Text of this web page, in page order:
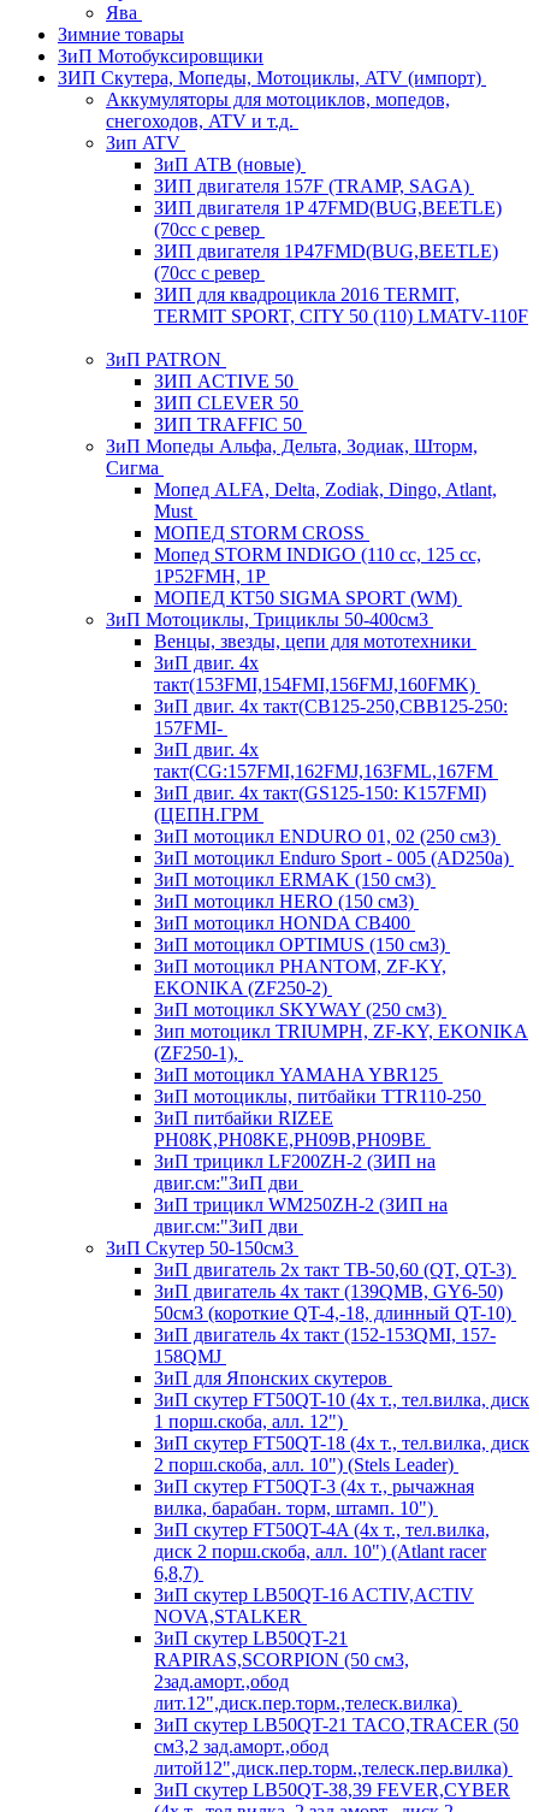
Ява
Зимние товары
ЗиП Мотобуксировщики
ЗИП Скутера, Мопеды, Мотоциклы, ATV (импорт)
Аккумуляторы для мотоциклов, мопедов,
снегоходов, ATV и т.д.
Зип ATV
ЗиП АТВ (новые)
ЗИП двигателя 157F (TRAMP, SAGA)
ЗИП двигателя 1P 47FMD(BUG,BEETLE)
(70cc с ревер
ЗИП двигателя 1P47FMD(BUG,BEETLE)
(70cc с ревер
ЗИП для квадроцикла 2016 TERMIT,
TERMIT SPORT, CITY 50 (110) LMATV-110F
ЗиП PATRON
ЗИП ACTIVE 50
ЗИП CLEVER 50
ЗИП TRAFFIC 50
ЗиП Мопеды Альфа, Дельта, Зодиак, Шторм,
Сигма
Мопед ALFA, Delta, Zodiak, Dingo, Atlant,
Must
МОПЕД STORM CROSS
Мопед STORM INDIGO (110 сс, 125 cc,
1P52FMH, 1P
МОПЕД КТ50 SIGMA SPORT (WM)
ЗиП Мотоциклы, Трициклы 50-400см3
Венцы, звезды, цепи для мототехники
ЗиП двиг. 4х
такт(153FMI,154FMI,156FMJ,160FMK)
ЗиП двиг. 4х такт(CB125-250,CBB125-250:
157FMI-
ЗиП двиг. 4х
такт(CG:157FMI,162FMJ,163FML,167FM
ЗиП двиг. 4х такт(GS125-150: K157FMI)
(ЦЕПН.ГРМ
ЗиП мотоцикл ENDURO 01, 02 (250 см3)
ЗиП мотоцикл Enduro Sport - 005 (AD250a)
ЗиП мотоцикл ERMAK (150 см3)
ЗиП мотоцикл HERO (150 см3)
ЗиП мотоцикл HONDA CB400
ЗиП мотоцикл OPTIMUS (150 см3)
ЗиП мотоцикл PHANTOM, ZF-KY,
EKONIKA (ZF250-2)
ЗиП мотоцикл SKYWAY (250 см3)
Зип мотоцикл TRIUMPH, ZF-KY, EKONIKA
(ZF250-1),
ЗиП мотоцикл YAMAHA YBR125
ЗиП мотоциклы, питбайки TTR110-250
ЗиП питбайки RIZEE
PH08K,PH08KE,PH09B,PH09BE
ЗиП трицикл LF200ZH-2 (ЗИП на
двиг.см:"ЗиП дви
ЗиП трицикл WM250ZH-2 (ЗИП на
двиг.см:"ЗиП дви
ЗиП Скутер 50-150см3
ЗиП двигатель 2х такт ТВ-50,60 (QT, QT-3)
ЗиП двигатель 4х такт (139QMB, GY6-50)
50см3 (короткие QT-4,-18, длинный QT-10)
ЗиП двигатель 4х такт (152-153QMI, 157-
158QMJ
ЗиП для Японских скутеров
ЗиП скутер FT50QT-10 (4х т., тел.вилка, диск
1 порш.скоба, алл. 12")
ЗиП скутер FT50QT-18 (4х т., тел.вилка, диск
2 порш.скоба, алл. 10") (Stels Leader)
ЗиП скутер FT50QT-3 (4х т., рычажная
вилка, барабан. торм, штамп. 10")
ЗиП скутер FT50QT-4A (4х т., тел.вилка,
диск 2 порш.скоба, алл. 10") (Atlant racer
6,8,7)
ЗиП скутер LB50QT-16 ACTIV,ACTIV
NOVA,STALKER
ЗиП скутер LB50QT-21
RAPIRAS,SCORPION (50 см3,
2зад.аморт.,обод
лит.12",диск.пер.торм.,телеск.вилка)
ЗиП скутер LB50QT-21 TACO,TRACER (50
см3,2 зад.аморт.,обод
литой12",диск.пер.торм.,телеск.пер.вилка)
ЗиП скутер LB50QT-38,39 FEVER,CYBER